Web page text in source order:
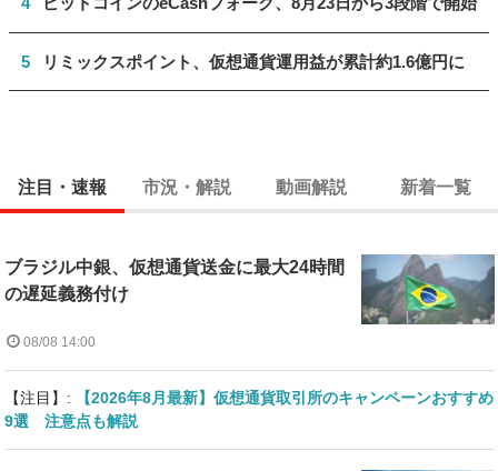
5 リミックスポイント、仮想通貨運用益が累計約1.6億円に
注目・速報 市況・解説 動画解説 新着一覧
ブラジル中銀、仮想通貨送金に最大24時間
の遅延義務付け
08/08 14:00
【注目】:
【2026年8月最新】仮想通貨取引所のキャンペーンおすすめ
9選 注意点も解説